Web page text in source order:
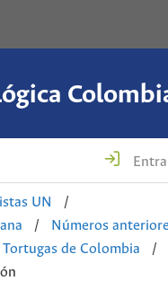
UN
/
/
Números
de Colombia
/